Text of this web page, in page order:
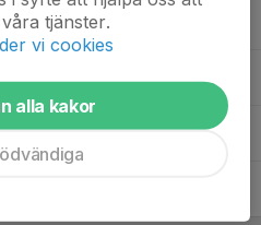
tjänster.
vi cookies
alla kakor